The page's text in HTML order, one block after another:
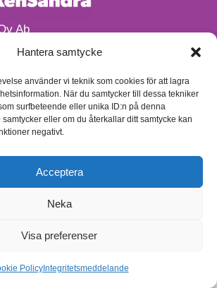
Hantera samtycke
använder vi teknik som cookies för att lagra
När du samtycker till dessa tekniker
surfbeteende eller unika ID:n på denna
eller om du återkallar ditt samtycke kan
negativt.
Acceptera
Neka
Visa preferenser
PolicyIntegritetsmeddelande
Ab
HÖRNAN ligger i Sibbo.
leveransvillkor
(på finska)